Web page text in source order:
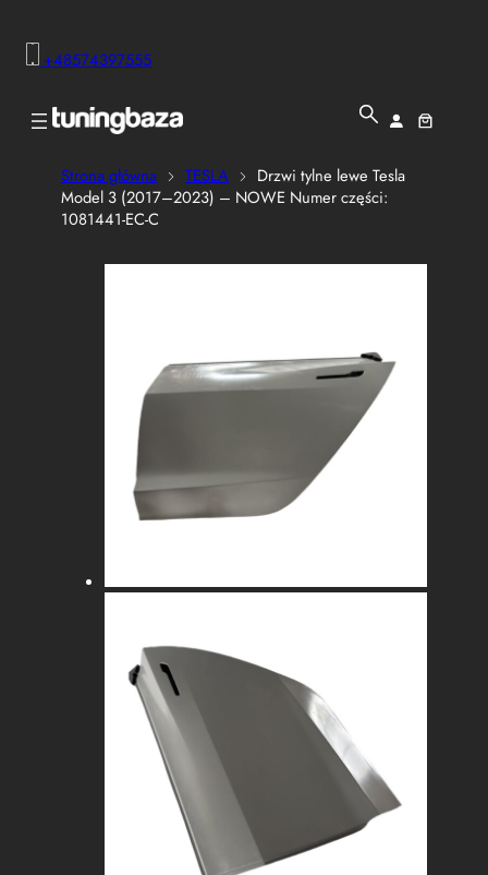
+48574397555
Strona główna TESLA
Drzwi tylne lewe Tesla
Model 3 (2017–2023) – NOWE Numer części:
1081441-EC-C